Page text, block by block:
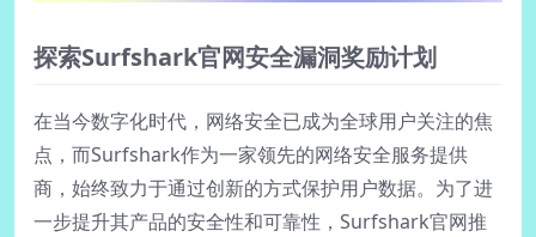
探索Surfshark官网安全漏洞奖励计划
在当今数字化时代，网络安全已成为全球用户关注的焦
点，而Surfshark作为一家领先的网络安全服务提供
商，始终致力于通过创新的方式保护用户数据。为了进
一步提升其产品的安全性和可靠性，Surfshark官网推